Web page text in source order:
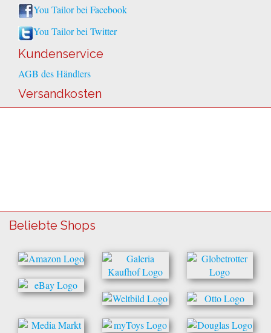
You Tailor bei Facebook
You Tailor bei Twitter
Kundenservice
AGB des Händlers
Versandkosten
Beliebte Shops